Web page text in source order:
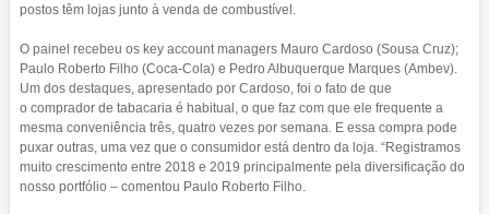
postos têm lojas junto à venda de combustível.
O painel recebeu os key account managers Mauro Cardoso (Sousa Cruz);
Paulo Roberto Filho (Coca-Cola) e Pedro Albuquerque Marques (Ambev).
Um dos destaques, apresentado por Cardoso, foi o fato de que
o comprador de tabacaria é habitual, o que faz com que ele frequente a
mesma conveniência três, quatro vezes por semana. E essa compra pode
puxar outras, uma vez que o consumidor está dentro da loja. “Registramos
muito crescimento entre 2018 e 2019 principalmente pela diversificação do
nosso portfólio – comentou Paulo Roberto Filho.